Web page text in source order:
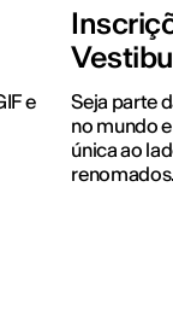
e
Seja parte
no mundo
única ao